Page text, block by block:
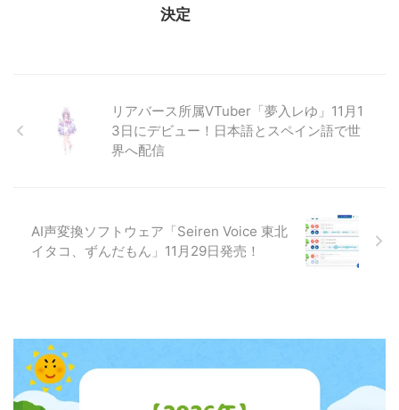
決定
リアバース所属VTuber「夢⼊レゆ」11⽉1
3⽇にデビュー！⽇本語とスペイン語で世
界へ配信
AI声変換ソフトウェア「Seiren Voice 東北
イタコ、ずんだもん」11月29日発売！